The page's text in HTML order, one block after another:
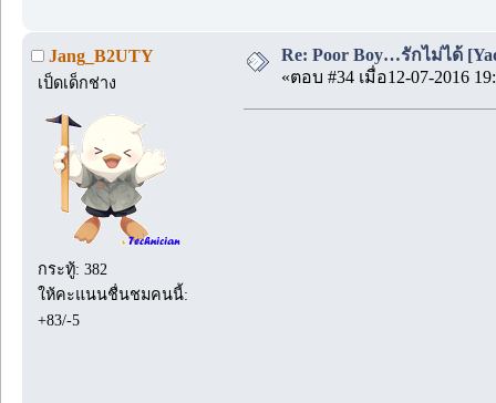
Jang_B2UTY
เป็ดเด็กช่าง
กระทู้: 382
ให้คะแนนชื่นชมคนนี้:
+83/-5
Re: Poor Boy…รักไม่ได้
«ตอบ #34 เมื่อ12-07-2016